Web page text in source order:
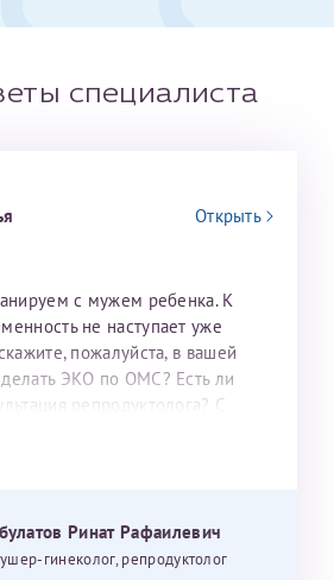
Благодаря ему мы стали
доченьки, которой
специалиста
Открыть
с мужем ребенка. К
не наступает уже
пожалуйста, в вашей
ЭКО по ОМС? Есть ли
репродуктолога? С
Баранова.
Ринат Рафаилевич
гинеколог, репродуктолог
вашими данными и местом выдачи)